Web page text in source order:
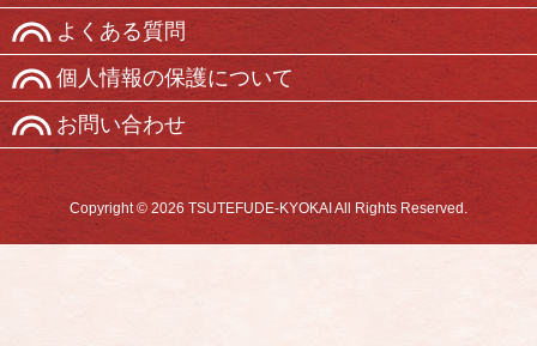
よくある質問
個人情報の保護について
お問い合わせ
Copyright © 2026 TSUTEFUDE-KYOKAI All Rights Reserved.